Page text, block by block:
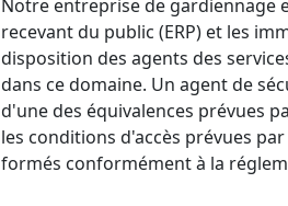
Notre entreprise de gardiennage
recevant du public (ERP) et les
disposition des agents des
dans ce domaine. Un agent de
d'une des équivalences prévues
les conditions d'accès prévues
formés conformément à la